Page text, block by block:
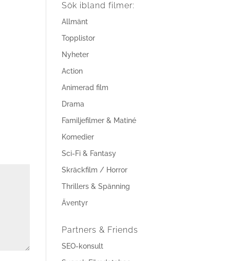
Sök ibland filmer:
Allmänt
Topplistor
Nyheter
Action
Animerad film
Drama
Familjefilmer & Matiné
Komedier
Sci-Fi & Fantasy
Skräckfilm / Horror
Thrillers & Spänning
Äventyr
Partners & Friends
SEO-konsult